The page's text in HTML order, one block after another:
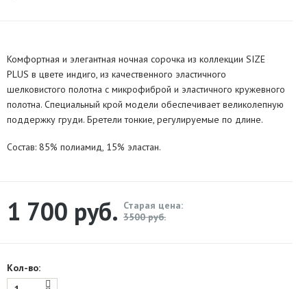
Комфортная и элегантная ночная сорочка из коллекции SIZE
PLUS в цвете индиго, из качественного эластичного
шелковистого полотна с микрофиброй и эластичного кружевного
полотна. Специальный крой модели обеспечивает великолепную
поддержку груди. Бретели тонкие, регулируемые по длине.
Состав: 85% полиамид, 15% эластан.
1 700 руб. Старая цена:
3500 руб.
Кол-во: